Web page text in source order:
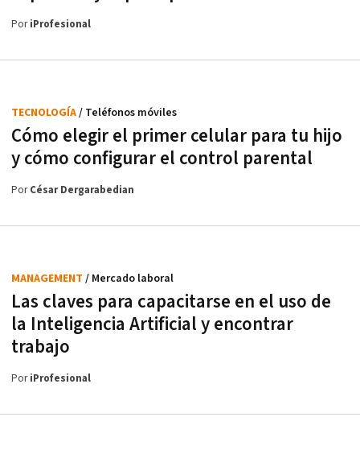
PoriProfesional
Cómo elegir el primer celular para tu hijo
y cómo configurar el control parental
TECNOLOGÍA/ Teléfonos móviles
PorCésar Dergarabedian
Las claves para capacitarse en el uso de
la Inteligencia Artificial y encontrar
trabajo
MANAGEMENT / Mercado laboral
PoriProfesional